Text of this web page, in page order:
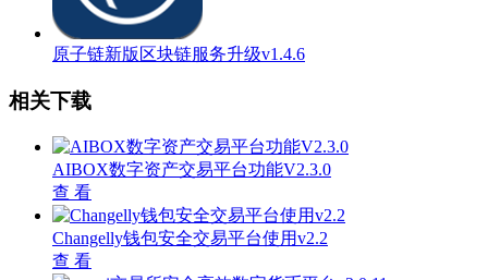
原子链新版区块链服务升级v1.4.6
相关下载
AIBOX数字资产交易平台功能V2.3.0
查 看
Changelly钱包安全交易平台使用v2.2
查 看